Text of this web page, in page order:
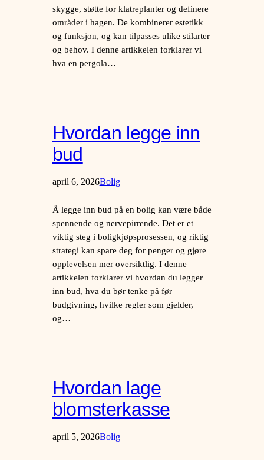
skygge, støtte for klatreplanter og definere
områder i hagen. De kombinerer estetikk
og funksjon, og kan tilpasses ulike stilarter
og behov. I denne artikkelen forklarer vi
hva en pergola…
Hvordan legge inn
bud
april 6, 2026Bolig
Å legge inn bud på en bolig kan være både
spennende og nervepirrende. Det er et
viktig steg i boligkjøpsprosessen, og riktig
strategi kan spare deg for penger og gjøre
opplevelsen mer oversiktlig. I denne
artikkelen forklarer vi hvordan du legger
inn bud, hva du bør tenke på før
budgivning, hvilke regler som gjelder,
og…
Hvordan lage
blomsterkasse
april 5, 2026Bolig